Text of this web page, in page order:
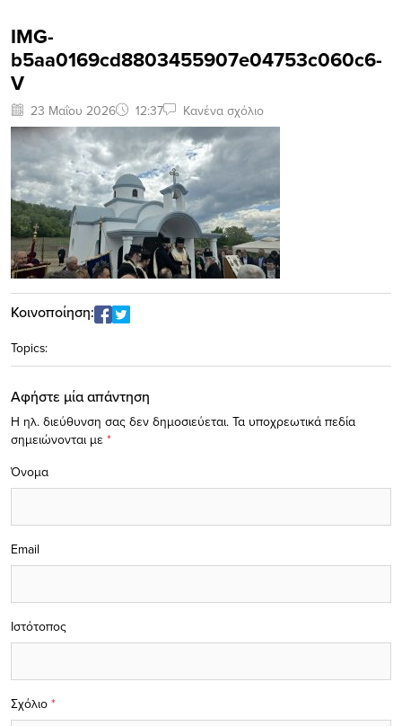
IMG-
b5aa0169cd8803455907e04753c060c6-
V
23 Μαΐου 2026 12:37 Κανένα σχόλιο
Κοινοποίηση:
Topics:
Αφήστε μία απάντηση
Η ηλ. διεύθυνση σας δεν δημοσιεύεται. Τα υποχρεωτικά πεδία
σημειώνονται με *
Σχόλιο *
Όνομα
Email
Ιστότοπος